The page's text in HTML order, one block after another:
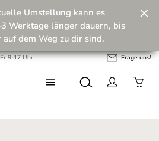
Zukunft! 💪
Umstellung kann es
Werktage länger dauern, bis
auf dem Weg zu dir sind.
9-17 Uhr Frage uns!